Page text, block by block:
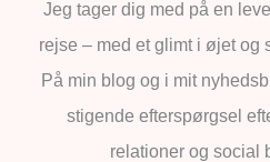
Jeg tager dig med på en
rejse – med et glimt i øjet og
På min blog og i mit
stigende efterspørgsel
relationer og social